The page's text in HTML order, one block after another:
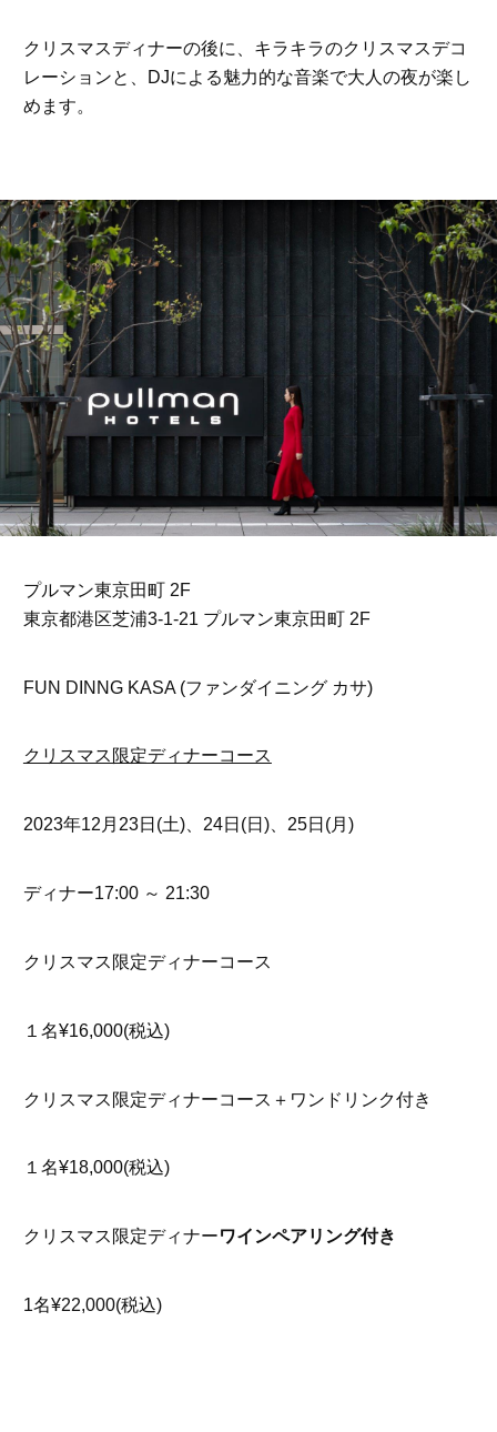
クリスマスディナーの後に、キラキラのクリスマスデコ
レーションと、DJによる魅力的な音楽で大人の夜が楽し
めます。
プルマン東京田町 2F
東京都港区芝浦3-1-21 プルマン東京田町 2F
FUN DINNG KASA (ファンダイニング カサ)
クリスマス限定ディナーコース
2023年12月23日(土)、24日(日)、25日(月)
ディナー17:00 ～ 21:30
クリスマス限定ディナーコース
１名¥16,000(税込)
クリスマス限定ディナーコース＋ワンドリンク付き
１名¥18,000(税込)
クリスマス限定ディナーワインペアリング付き
1名¥22,000(税込)